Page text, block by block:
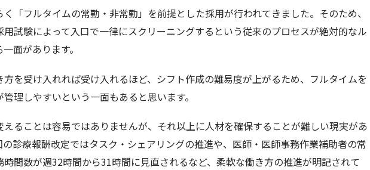
「フルタイムの常勤・非常勤」を前提とした採用が行われてきました。そのため、
用試験によって入口で一律にスクリーニングするという従来のプロセスが絶対的なル
面があります。
方を受け入れれば受け入れるほど、シフト作成の難易度が上がるため、フルタイムを
理しやすいという一面もあると思います。
えることは容易ではありませんが、それ以上に人材を確保することが難しい現実があ
の診療報酬改定ではタスク・シェアリングの推進や、医師・医師事務作業補助者の常
間数が週32時間から31時間に見直されるなど、柔軟な働き方の推進が明記されて